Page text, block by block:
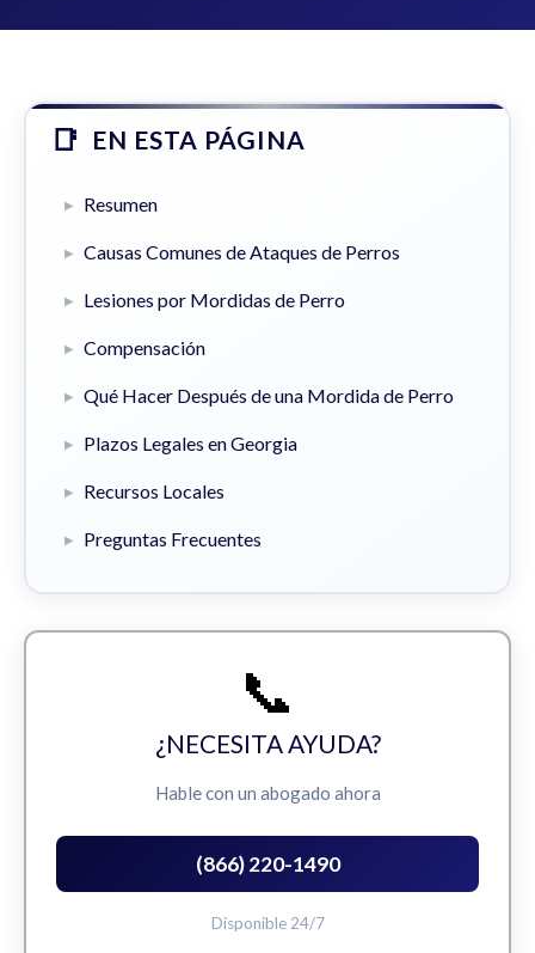
EN ESTA PÁGINA
Resumen
Causas Comunes de Ataques de Perros
Lesiones por Mordidas de Perro
Compensación
Qué Hacer Después de una Mordida de Perro
Plazos Legales en Georgia
Recursos Locales
Preguntas Frecuentes
📞
¿NECESITA AYUDA?
Hable con un abogado ahora
(866) 220-1490
Disponible 24/7